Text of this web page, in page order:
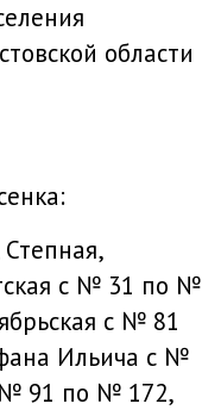
области
с № 31 по №
с № 81
Ильича с №
№ 91 по № 172,